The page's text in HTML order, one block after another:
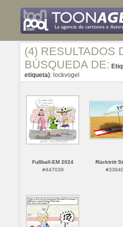
(4) RESULTADOS
BÚSQUEDA DE:
etiqueta): lockvogel
Fußball-EM 2024
#447039
Rücktritt